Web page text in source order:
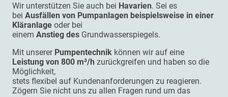
Wir unterstützen Sie auch bei Havarien. Sei es
bei Ausfällen von Pumpanlagen beispielsweise in einer
Kläranlage oder bei
einem Anstieg des Grundwasserspiegels.
Mit unserer Pumpentechnik können wir auf eine
Leistung von 800 m³/h zurückgreifen und haben so die
Möglichkeit,
stets flexibel auf Kundenanforderungen zu reagieren.
Zögern Sie nicht uns zu allen Fragen rund um das